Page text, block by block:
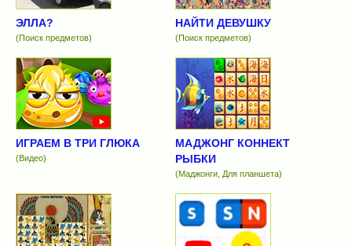
ЭЛЛА?
(Поиск предметов)
НАЙТИ ДЕВУШКУ
(Поиск предметов)
ИГРАЕМ В ТРИ ГЛЮКА
(Видео)
МАДЖОНГ КОННЕКТ
РЫБКИ
(Маджонги, Для планшета)